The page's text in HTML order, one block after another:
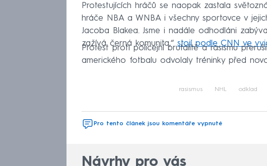
Protestujících hráčů se naopak zastala
hráče NBA a WNBA i všechny sportovce v
Jacoba Blakea. Jsme i nadále odhodláni
zažívá černá komunita,“ stojí podle CNN ve
Protest proti policejní brutalitě a rasismu
amerického fotbalu odvolaly tréninky před
rasismus NHL odklad
Pro tento článek jsou komentáře vypnuté
Návrhy pro vás